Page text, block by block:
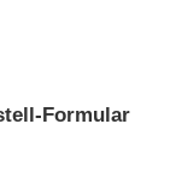
Formular